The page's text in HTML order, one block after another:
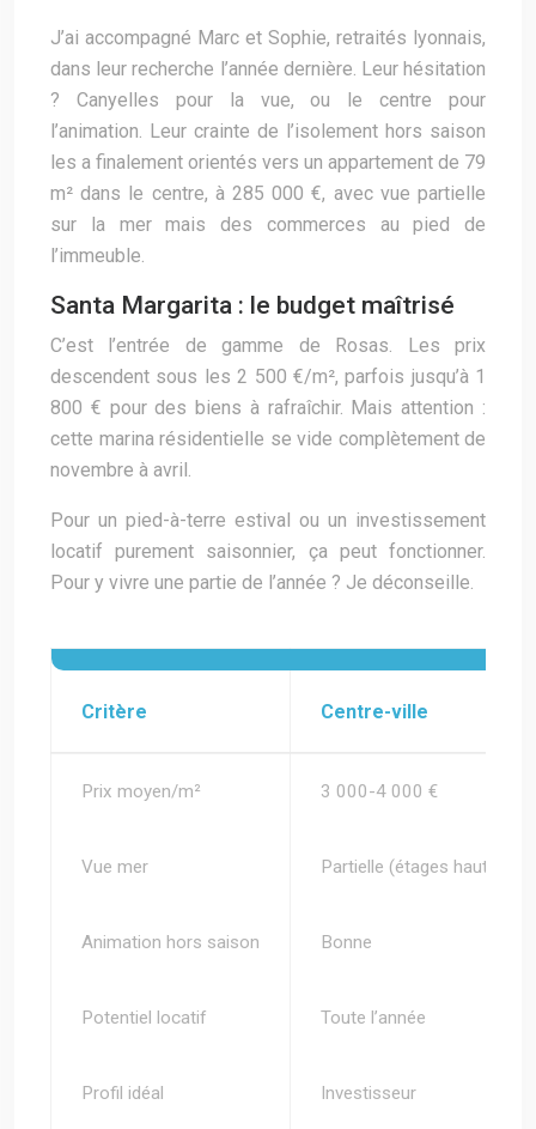
J’ai accompagné Marc et Sophie, retraités lyonnais,
dans leur recherche l’année dernière. Leur hésitation
? Canyelles pour la vue, ou le centre pour
l’animation. Leur crainte de l’isolement hors saison
les a finalement orientés vers un appartement de 79
m² dans le centre, à 285 000 €, avec vue partielle
sur la mer mais des commerces au pied de
l’immeuble.
Santa Margarita : le budget maîtrisé
C’est l’entrée de gamme de Rosas. Les prix
descendent sous les 2 500 €/m², parfois jusqu’à 1
800 € pour des biens à rafraîchir. Mais attention :
cette marina résidentielle se vide complètement de
novembre à avril.
Pour un pied-à-terre estival ou un investissement
locatif purement saisonnier, ça peut fonctionner.
Pour y vivre une partie de l’année ? Je déconseille.
Critère Centre-ville
Prix moyen/m² 3 000-4 000 €
Vue mer Partielle (étages hauts)
Animation hors saison Bonne
Potentiel locatif Toute l’année
Profil idéal Investisseur